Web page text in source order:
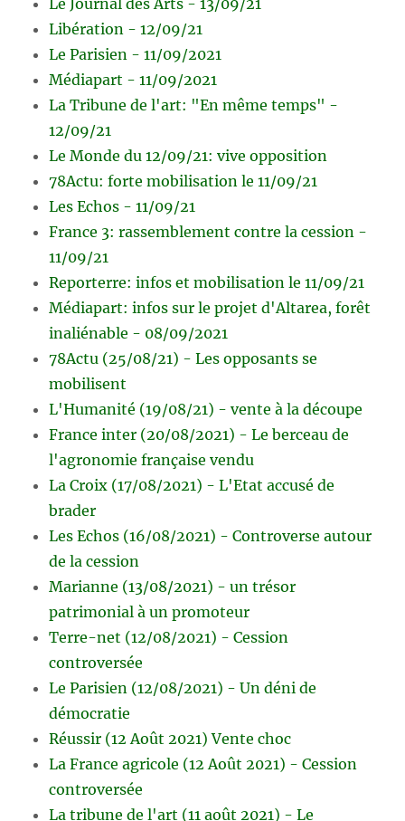
Libération - 12/09/21
Le Parisien - 11/09/2021
Médiapart - 11/09/2021
La Tribune de l'art: "En même temps" -
12/09/21
Le Monde du 12/09/21: vive opposition
78Actu: forte mobilisation le 11/09/21
Les Echos - 11/09/21
France 3: rassemblement contre la cession -
11/09/21
Reporterre: infos et mobilisation le 11/09/21
Médiapart: infos sur le projet d'Altarea, forêt
inaliénable - 08/09/2021
78Actu (25/08/21) - Les opposants se
mobilisent
L'Humanité (19/08/21) - vente à la découpe
France inter (20/08/2021) - Le berceau de
l'agronomie française vendu
La Croix (17/08/2021) - L'Etat accusé de
brader
Les Echos (16/08/2021) - Controverse autour
de la cession
Marianne (13/08/2021) - un trésor
patrimonial à un promoteur
Terre-net (12/08/2021) - Cession
controversée
Le Parisien (12/08/2021) - Un déni de
démocratie
Réussir (12 Août 2021) Vente choc
La France agricole (12 Août 2021) - Cession
controversée
La tribune de l'art (11 août 2021) - Le